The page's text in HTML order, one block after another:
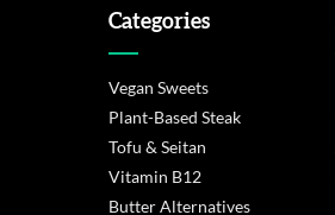
Categories
Vegan Sweets
Plant-Based Steak
Tofu & Seitan
Vitamin B12
Butter Alternatives